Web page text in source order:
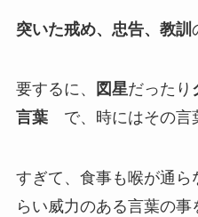
突いた戒め、忠告、教訓
要するに、 図星だったり
言葉で、時にはその言
すぎて、食事も喉が通ら
らい威力のある言葉の事